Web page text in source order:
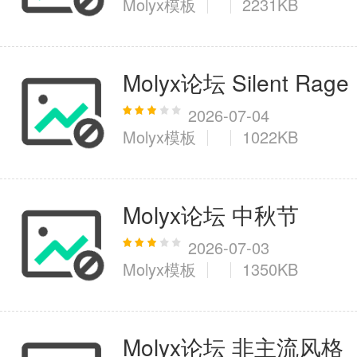
医疗健康
6千+款应用
图像拍照
9百+款应用
Molyx模板
2231KB
Molyx论坛 Silent Rage
2026-07-04
Molyx模板
1022KB
Molyx论坛 中秋节
2026-07-03
Molyx模板
1350KB
Molyx论坛 非主流风格